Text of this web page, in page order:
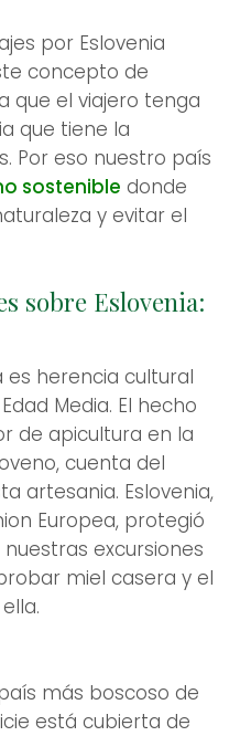
por Eslovenia
concepto de
que el viajero tenga
que tiene la
Por eso nuestro país
sostenible donde
y evitar el
sobre Eslovenia:
es herencia cultural
Media. El hecho
de apicultura en la
cuenta del
artesania. Eslovenia,
Europea, protegió
excursiones
miel casera y el
más boscoso de
está cubierta de